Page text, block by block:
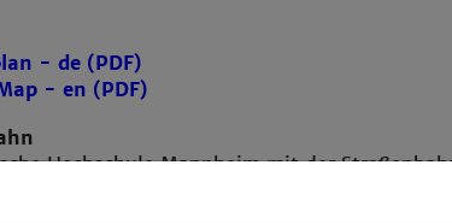
- de (PDF)
- en (PDF)
Hochschule Mannheim mit der
61. Die Haltestelle lautet "Hochschule".